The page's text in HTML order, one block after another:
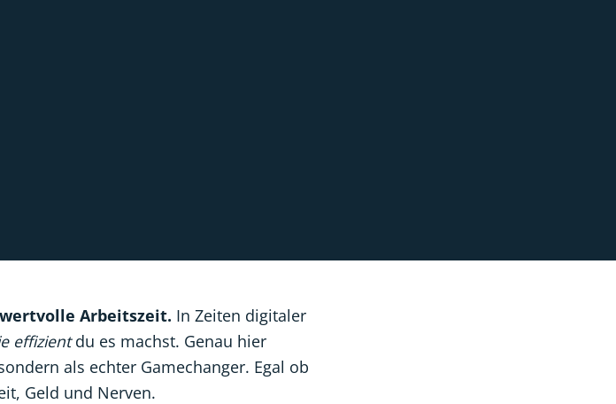
Arbeitszeit. In Zeiten digitaler
effizientdu es machst. Genau hier
als echter Gamechanger. Egal ob
Geld und Nerven.